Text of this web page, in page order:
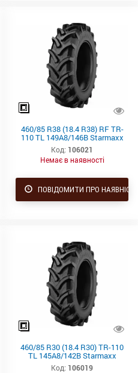
460/85 R38 (18.4 R38) RF TR-
110 TL 149A8/146B Starmaxx
Код: 106021
Немає в наявності
ПОВІДОМИТИ ПРО
460/85 R30 (18.4 R30) TR-110
TL 145A8/142B Starmaxx
Код: 106019